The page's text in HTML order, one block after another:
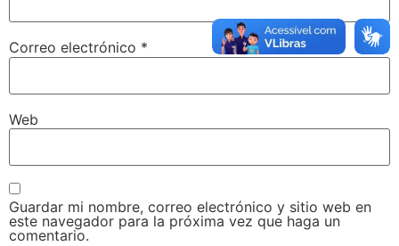
Correo electrónico *
Web
Guardar mi nombre, correo electrónico y sitio web en
este navegador para la próxima vez que haga un
comentario.